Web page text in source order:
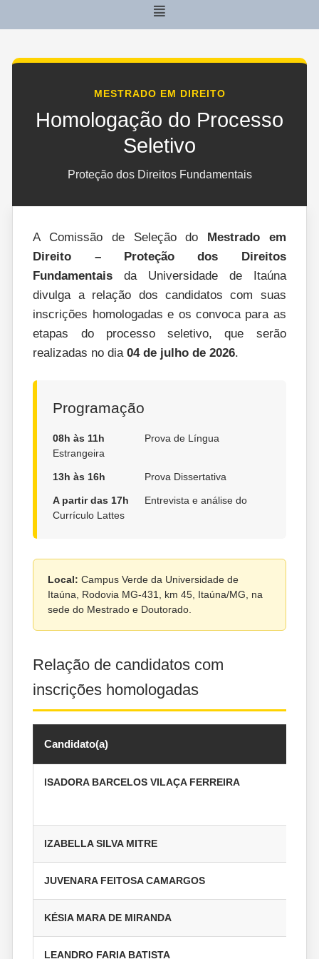
Menu
MESTRADO EM DIREITO
Homologação do Processo
Seletivo
Proteção dos Direitos Fundamentais
A Comissão de Seleção do
Mestrado em
Direito – Proteção dos Direitos
Fundamentais da Universidade de Itaúna
divulga a relação dos candidatos com suas
inscrições homologadas e os convoca para as
etapas do processo seletivo, que serão
realizadas no dia04 de julho de 2026.
Programação
08h às 11h
Prova de Língua
Estrangeira
13h às 16h Prova Dissertativa
A partir das 17h
Entrevista e análise do
Currículo Lattes
Local: Campus Verde da Universidade de
Itaúna, Rodovia MG-431, km 45, Itaúna/MG, na
sede do Mestrado e Doutorado.
Relação de candidatos com
inscrições homologadas
Candidato(a)
ISADORA BARCELOS VILAÇA FERREIRA
IZABELLA SILVA MITRE
JUVENARA FEITOSA CAMARGOS
KÉSIA MARA DE MIRANDA
LEANDRO FARIA BATISTA